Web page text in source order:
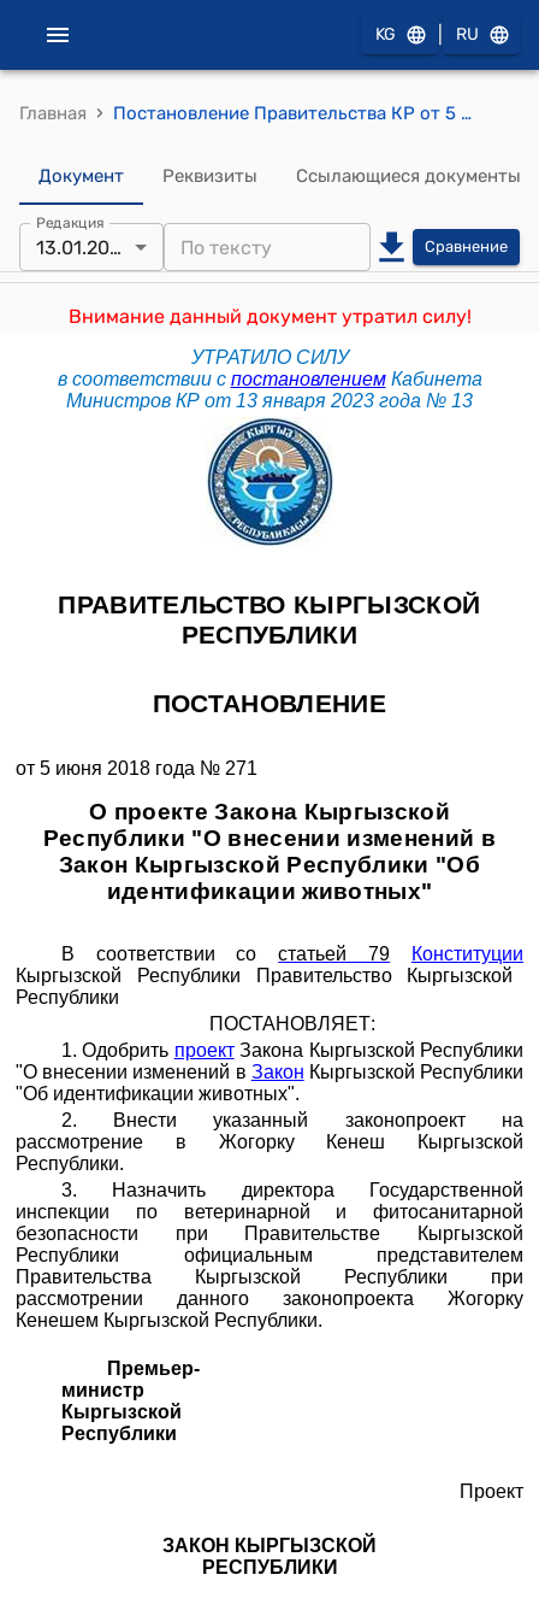
KG RU
Главная › Постановление Правительства КР от 5 июня 2018 года № 271 "О проекте Закона Кыргызской Республики "О внесении изменений в Закон Кыргызской Республики "Об идентификации животных"
Документ Реквизиты Ссылающиеся документы
Редакция
13.01.2023 Сравнение
Внимание данный документ утратил силу!